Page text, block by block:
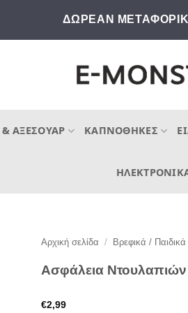
ΔΩΡΕΑΝ
ΑΞΕΣΟΥΆΡ ΚΑΠΝΟΘΉΚΕΣ
Αρχική σελίδα / Βρεφικά / Παιδικά
Ασφάλεια Ντουλαπιών
€2,99